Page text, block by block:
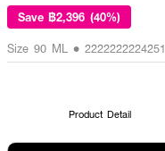
Save ฿2,396 (40%)
Size 90 ML • 2222222224251
Product Detail